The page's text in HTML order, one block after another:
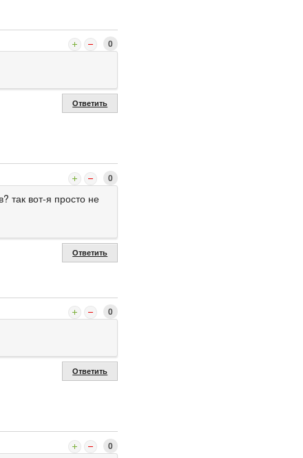
0
Ответить
0
так вот-я просто не
Ответить
0
Ответить
0